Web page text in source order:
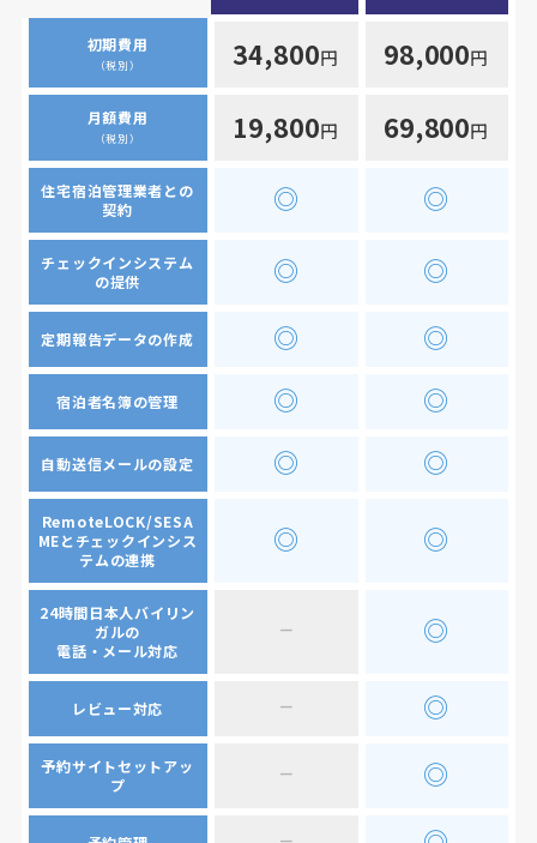
初期費用
（税別） 34,800円 98,000円
月額費用
（税別） 19,800円 69,800円
住宅宿泊管理業者との
契約
◎ ◎
チェックインシステム
の提供
◎ ◎
定期報告データの作成 ◎ ◎
宿泊者名簿の管理 ◎ ◎
自動送信メールの設定 ◎ ◎
RemoteLOCK/SESA
MEとチェックインシス
テムの連携
◎ ◎
24時間日本人バイリン
ガルの
電話・メール対応
− ◎
レビュー対応 − ◎
予約サイトセットアッ
プ
− ◎